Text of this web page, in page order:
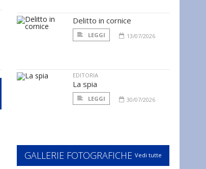
Delitto in cornice
LEGGI 13/07/2026
EDITORIA
La spia
LEGGI 30/07/2026
GALLERIE FOTOGRAFICHE Vedi tutte